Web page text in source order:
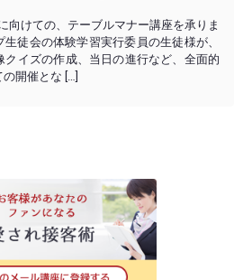
向けての、テーブルマナー講座を承りま
徒会の体験学習実行委員の生徒様が、
クイズの作成、当日の進行など、全面的
開催とな […]